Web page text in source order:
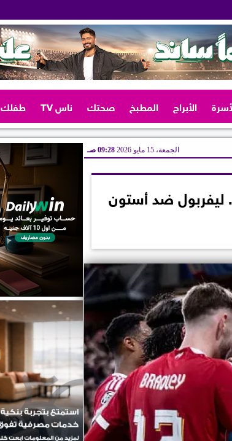
الأبراج المطبخ صحتك ناس TV طفلك
الجمعة، 15 مايو 2026 09:28 صـ
والقنوات الناقلة.. ليفربول ضد أستون